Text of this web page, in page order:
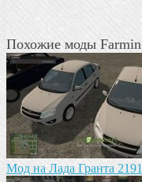
Похожие моды
Мод на Лада Гранта